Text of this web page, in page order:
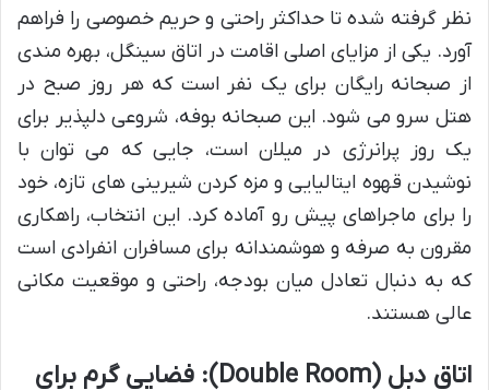
نظر گرفته شده تا حداکثر راحتی و حریم خصوصی را فراهم
آورد. یکی از مزایای اصلی اقامت در اتاق سینگل، بهره مندی
از صبحانه رایگان برای یک نفر است که هر روز صبح در
هتل سرو می شود. این صبحانه بوفه، شروعی دلپذیر برای
یک روز پرانرژی در میلان است، جایی که می توان با
نوشیدن قهوه ایتالیایی و مزه کردن شیرینی های تازه، خود
را برای ماجراهای پیش رو آماده کرد. این انتخاب، راهکاری
مقرون به صرفه و هوشمندانه برای مسافران انفرادی است
که به دنبال تعادل میان بودجه، راحتی و موقعیت مکانی
عالی هستند.
اتاق دبل (Double Room): فضایی گرم برای